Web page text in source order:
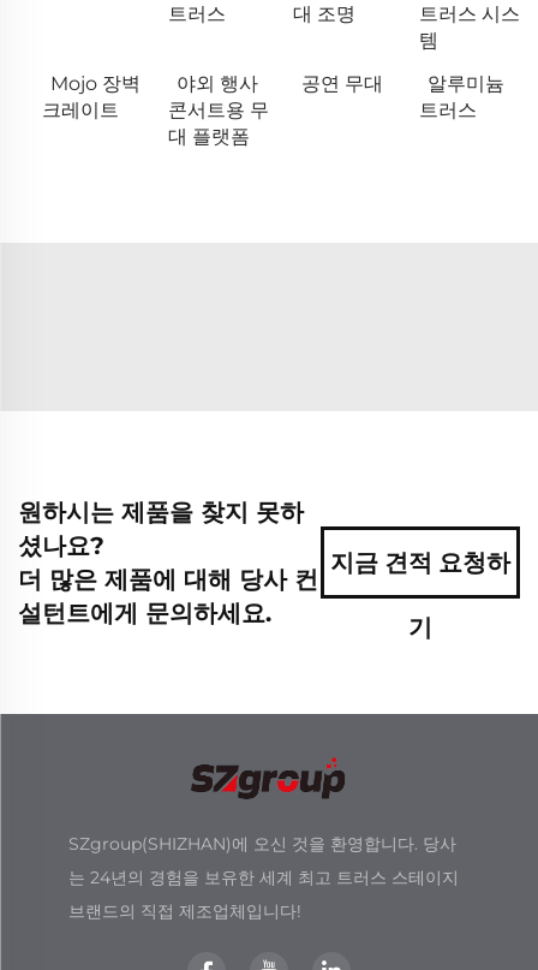
트러스
대 조명
트러스 시스
템
Mojo 장벽
크레이트
야외 행사
콘서트용 무
대 플랫폼
공연 무대
알루미늄
트러스
원하시는 제품을 찾지 못하
셨나요?
더 많은 제품에 대해 당사 컨
설턴트에게 문의하세요.
지금 견적 요청하
기
SZgroup(SHIZHAN)에 오신 것을 환영합니다. 당사
는 24년의 경험을 보유한 세계 최고 트러스 스테이지
브랜드의 직접 제조업체입니다!